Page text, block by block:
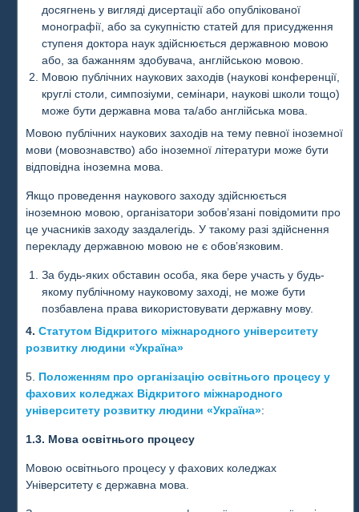
досягнень у вигляді дисертації або опублікованої
монографії, або за сукупністю статей для присудження
ступеня доктора наук здійснюється державною мовою
або, за бажанням здобувача, англійською мовою.
Мовою публічних наукових заходів (наукові конференції,
круглі столи, симпозіуми, семінари, наукові школи тощо)
може бути державна мова та/або англійська мова.
Мовою публічних наукових заходів на тему певної іноземної
мови (мовознавство) або іноземної літератури може бути
відповідна іноземна мова.
Якщо проведення наукового заходу здійснюється
іноземною мовою, організатори зобов’язані повідомити про
це учасників заходу заздалегідь. У такому разі здійснення
перекладу державною мовою не є обов’язковим.
За будь-яких обставин особа, яка бере участь у будь-
якому публічному науковому заході, не може бути
позбавлена права використовувати державну мову.
4. Статутом Відкритого міжнародного університету
розвитку людини «Україна»
5. Положенням про організацію освітнього процесу у
фахових коледжах Відкритого міжнародного
університету розвитку людини «Україна»:
1.3. Мова освітнього процесу
Мовою освітнього процесу у фахових коледжах
Університету є державна мова.